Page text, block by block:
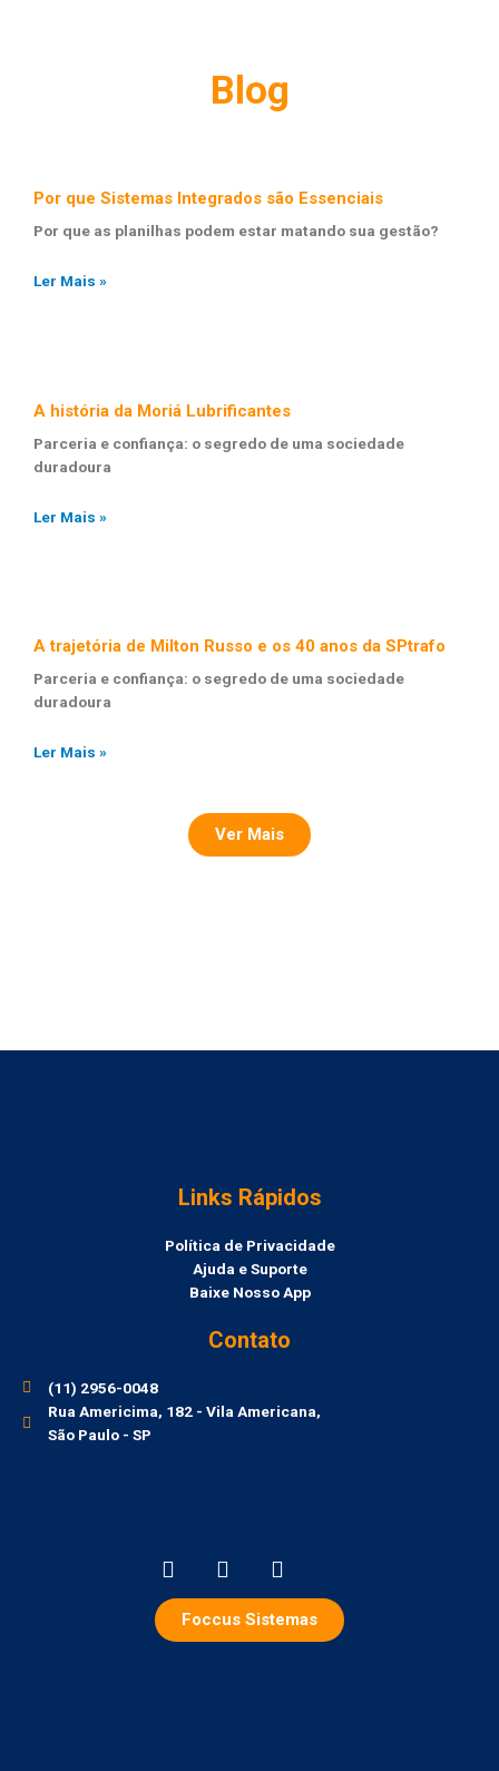
Blog
Por que Sistemas Integrados são Essenciais
Por que as planilhas podem estar matando sua gestão?
Ler Mais »
A história da Moriá Lubrificantes
Parceria e confiança: o segredo de uma sociedade
duradoura
Ler Mais »
A trajetória de Milton Russo e os 40 anos da SPtrafo
Parceria e confiança: o segredo de uma sociedade
duradoura
Ler Mais »
Ver Mais
Links Rápidos
Política de Privacidade
Ajuda e Suporte
Baixe Nosso App
Contato
(11) 2956-0048
Rua Americima, 182 - Vila Americana,
São Paulo - SP
Foccus Sistemas